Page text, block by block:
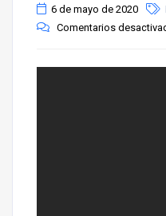
6 de mayo de 2020
Comentarios